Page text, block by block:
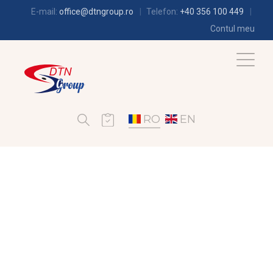
E-mail: office@dtngroup.ro Telefon: +40 356 100 449
Contul meu
RO EN